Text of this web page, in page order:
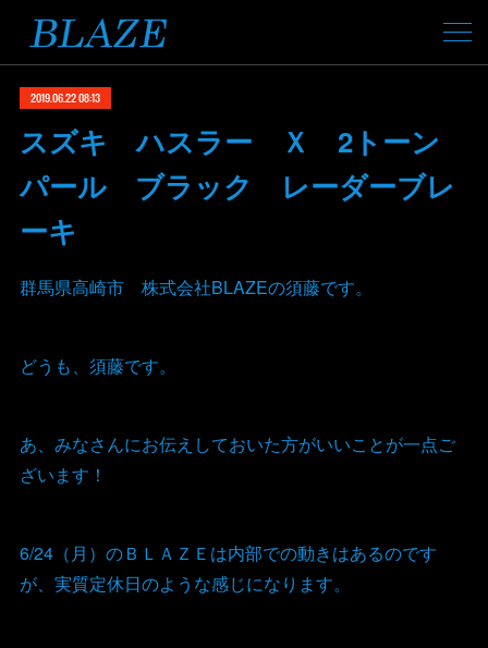
2019.06.22 08:13
スズキ ハスラー Ｘ 2トーン
パール ブラック レーダーブレ
ーキ
群馬県高崎市 株式会社BLAZEの須藤です。
どうも、須藤です。
あ、みなさんにお伝えしておいた方がいいことが一点ご
ざいます！
6/24（月）のＢＬＡＺＥは内部での動きはあるのです
が、実質定休日のような感じになります。